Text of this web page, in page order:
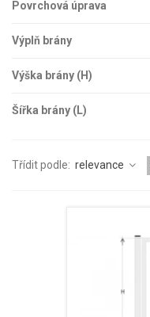
Povrchová úprava
Výplň brány
Výška brány (H)
Šířka brány (L)
Třídit podle: relevance